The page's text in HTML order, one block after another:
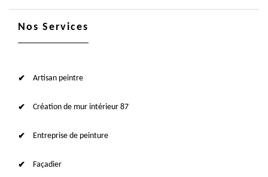
Nos Services
Artisan peintre
Création de mur intérieur 87
Entreprise de peinture
Façadier